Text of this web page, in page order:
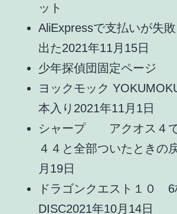
ット
AliExpressで支払いが失
出た2021年11月15日
少年探偵団固定ページ
ヨックモック
本入り 2021年11月1日
シャープ アクオス４
４４と全部ついたときの
月19日
ドラゴンクエスト１０ 6
DISC2021年10月14日